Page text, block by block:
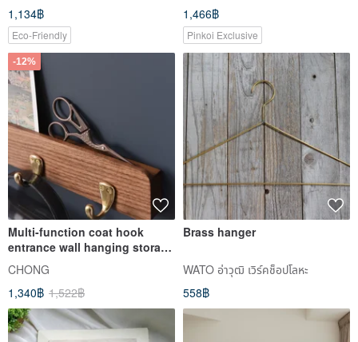
1,134฿
Eco-Friendly
1,466฿
Pinkoi Exclusive
-12%
Multi-function coat hook
entrance wall hanging storage
black walnut + brass beauty
CHONG
1,340฿ 1,522฿
Brass hanger
WATO อ่าวุฒิ เวิร์คช็อปโลหะ
558฿